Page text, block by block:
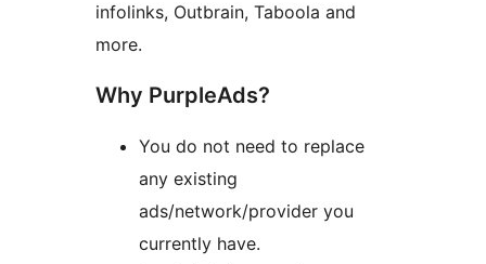
infolinks, Outbrain, Taboola and
more.
Why PurpleAds?
You do not need to replace
any existing
ads/network/provider you
currently have.